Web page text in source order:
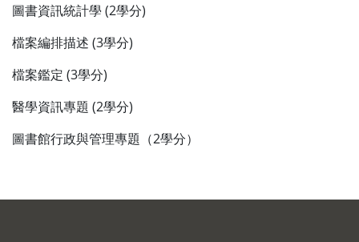
圖書資訊統計學(2學分)
檔案編排描述 (3學分)
檔案鑑定 (3學分)
醫學資訊專題 (2學分)
圖書館行政與管理專題（2學分）